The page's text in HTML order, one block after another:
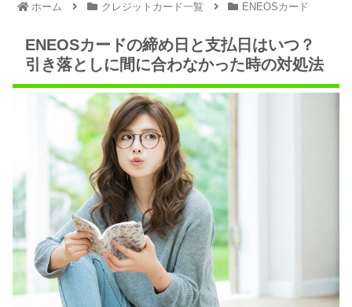
ホーム クレジットカード一覧 ENEOSカード
ENEOSカードの締め日と支払日はいつ？
引き落としに間に合わなかった時の対処法